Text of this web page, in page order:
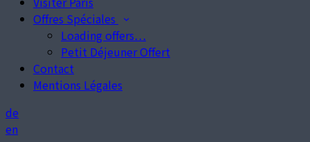
Offres Spéciales
Loading offers…
Petit Déjeuner Offert
Contact
Mentions Légales
de
en